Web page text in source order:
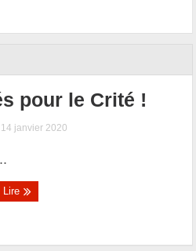
pour le Crité !
janvier 2020
Lire